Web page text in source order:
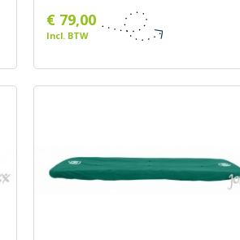
€ 79,00
Incl. BTW